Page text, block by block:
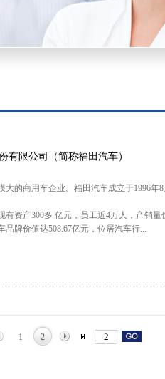
有限公司（简称福田汽车）
大的商用车企业。福田汽车成立于1996年
有资产300多 亿元，员工近4万人，产销量
品牌价值达508.67亿元，位居汽车行...
1 2